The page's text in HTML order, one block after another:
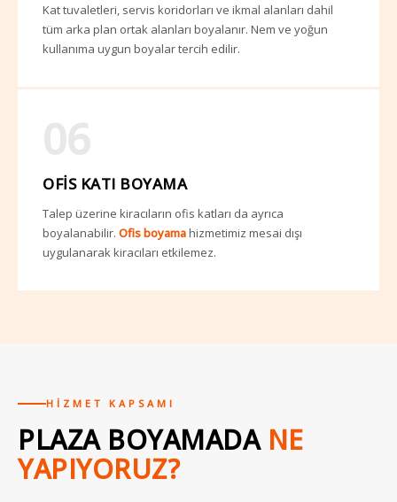
Kat tuvaletleri, servis koridorları ve ikmal alanları dahil
tüm arka plan ortak alanları boyalanır. Nem ve yoğun
kullanıma uygun boyalar tercih edilir.
OFIS KATI BOYAMA
Talep üzerine kiracıların ofis katları da ayrıca
boyalanabilir. Ofis boyamahizmetimiz mesai dışı
uygulanarak kiracıları etkilemez.
HIZMET KAPSAMI
PLAZA BOYAMADA NE
YAPIYORUZ?